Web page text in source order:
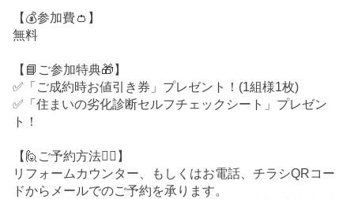
【💰参加費👛】
無料
【📘ご参加特典🎁】
✅「ご成約時お値引き券」プレゼント！(1組様1枚)
✅「住まいの劣化診断セルフチェックシート」プレゼン
ト！
【🙋ご予約方法🙋‍♂️】
リフォームカウンター、もしくはお電話、チラシQRコー
ドからメールでのご予約を承ります。